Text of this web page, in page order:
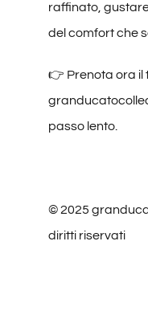
raffinato,
del comfort che
👉 Prenota ora il
passo lento.
© 2025
diritti riservati